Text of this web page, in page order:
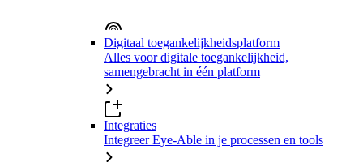
Digitaal toegankelijkheidsplatform
Alles voor digitale toegankelijkheid,
samengebracht in één platform
Integraties
Integreer Eye-Able in je processen en tools